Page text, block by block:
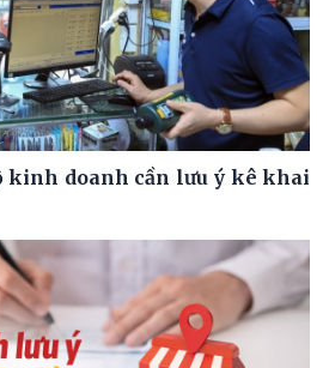
kinh doanh cần lưu ý kê khai